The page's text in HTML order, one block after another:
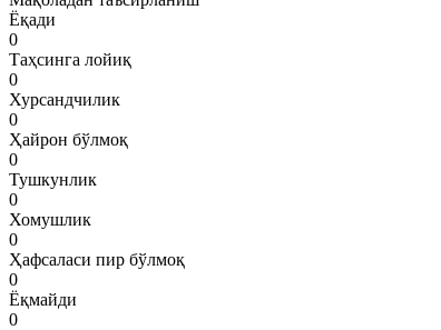
Ёқади
0
Таҳсинга лойиқ
0
Хурсандчилик
0
Ҳайрон бўлмоқ
0
Тушкунлик
0
Хомушлик
0
Ҳафсаласи пир бўлмоқ
0
Ёқмайди
0